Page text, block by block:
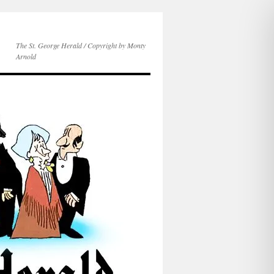
The St. George Herald / Copyright by Monty
Arnold